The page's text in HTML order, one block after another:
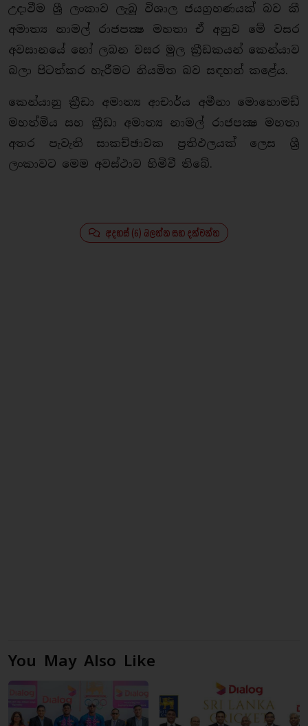
උදාවීම ශ්‍රී ලංකාව ලැබූ විශාල ජයග්‍රහණයක් බව කී
අමාත්‍ය නාමල් රාජපක්‍ෂ මහතා ඒ අනුව මේ වසර
අවසානයේ හෝ ලබන වසර මුල ක්‍රීඩකයන් කෙන්යාව
බලා පිටත්කර හැරීමට නියමිත බව සඳහන් කළේය.
කෙන්යානු ක්‍රීඩා අමාත්‍ය ආචාර්ය අමීනා මොහොමඩ්
මහත්මිය සහ ක්‍රීඩා අමාත්‍ය නාමල් රාජපක්‍ෂ මහතා
අතර පැවැති සාකච්ඡාවක ප්‍රතිඵලයක් ලෙස ශ්‍රී
ලංකාවට මෙම අවස්ථාව හිමිවී තිබේ.
අදහස් (6) බලන්න සහ දක්වන්න
You May Also Like